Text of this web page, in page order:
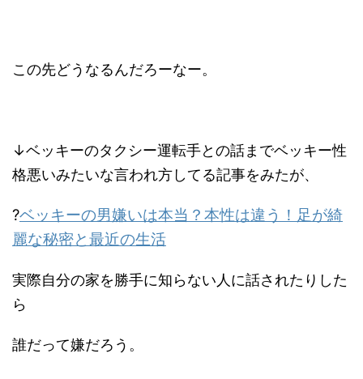
この先どうなるんだろーなー。
↓ベッキーのタクシー運転手との話までベッキー性
格悪いみたいな言われ方してる記事をみたが、
?ベッキーの男嫌いは本当？本性は違う！足が綺
麗な秘密と最近の生活
実際自分の家を勝手に知らない人に話されたりした
ら
誰だって嫌だろう。